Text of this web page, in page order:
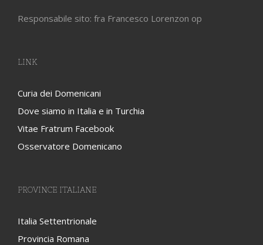
Responsabile sito: fra Francesco Lorenzon op
LINK
Curia dei Domenicani
Dove siamo in Italia e in Turchia
Vitae Fratrum Facebook
Osservatore Domenicano
PROVINCE ITALIANE
Italia Settentrionale
Provincia Romana